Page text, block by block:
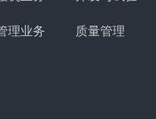
理业务 质量管理